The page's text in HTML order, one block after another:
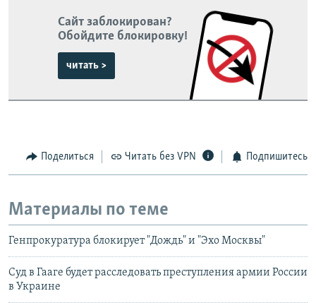
Сайт заблокирован?
Обойдите блокировку!
читать >
Поделиться Читать без VPN Подпишитесь
Материалы по теме
Генпрокуратура блокирует "Дождь" и "Эхо Москвы"
Суд в Гааге будет расследовать преступления армии России
в Украине